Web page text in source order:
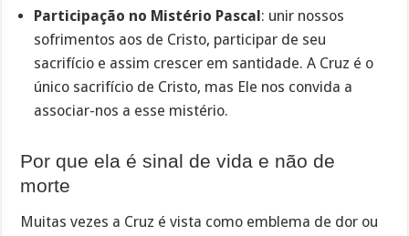
Participação no Mistério Pascal: unir nossos
sofrimentos aos de Cristo, participar de seu
sacrifício e assim crescer em santidade. A Cruz é o
único sacrifício de Cristo, mas Ele nos convida a
associar-nos a esse mistério.
Por que ela é sinal de vida e não de
morte
Muitas vezes a Cruz é vista como emblema de dor ou